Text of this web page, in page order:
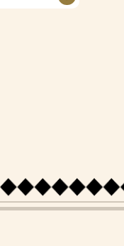
NL (BE)
DE (DE)